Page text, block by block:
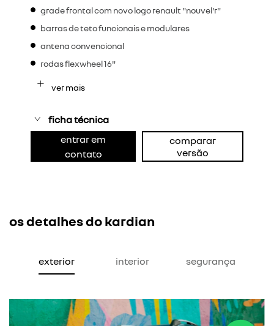
grade frontal com novo logo renault "nouvel'r"
barras de teto funcionais e modulares
antena convencional
rodas flexwheel 16"
ver mais
ficha técnica
entrar em
contato
comparar
versão
os detalhes do kardian
exterior interior segurança